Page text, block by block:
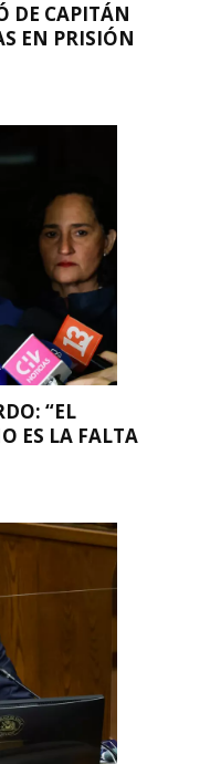
DE CAPITÁN
EN PRISIÓN
“EL
ES LA FALTA